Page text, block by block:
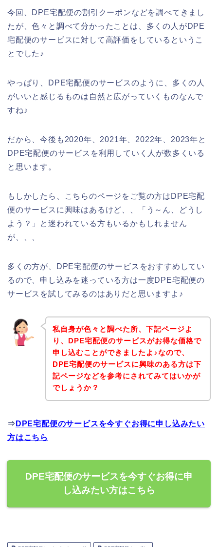
今回、DPE宅配便の割引クーポンなどを調べてきまし
たが、色々と調べて分かったことは、多くの人がDPE
宅配便のサービスに対して高評価をしているというこ
とでした♪
やっぱり、DPE宅配便のサービスのように、多くの人
がいいと感じるものは自然と広がっていくものなんで
すね♪
だから、今後も2020年、2021年、2022年、2023年と
DPE宅配便のサービスを利用していく人が数多くいる
と思います。
もしかしたら、こちらのページをご覧の方はDPE宅配
便のサービスに興味はあるけど、、「う～ん、どうし
よう？」と迷われている方もいるかもしれません
が、、、
多くの方が、DPE宅配便のサービスをおすすめしてい
るので、申し込みを迷っている方は一度DPE宅配便の
サービスを試してみるのはありだと思いますよ♪
私自身が色々と調べた所、下記ページよ
り、DPE宅配便のサービスがお得な価格で
申し込むことができましたよ♪なので、
DPE宅配便のサービスに興味のある方は下
記ページなどを参考にされてみてはいかが
でしょうか？
⇒ DPE宅配便のサービスを今すぐお得に申し込みたい
方はこちら
DPE宅配便のサービスを今すぐお得に申
し込みたい方はこちら